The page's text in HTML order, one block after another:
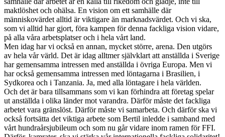
maktlöshet och ohälsa. En vision om ett samhälle där
människovärdet alltid är viktigare än marknadsvärdet. Och vi ska,
som vi alltid har gjort, föra kampen för denna fackliga vision vidare,
på alla våra arbetsplatser och i hela vårt land.
Men idag har vi också en annan, mycket större, arena. Den utgörs
av hela vår värld. Det är idag alltmer självklart att anställda i Sverige
har gemensamma intressen med anställda i övriga Europa. Men vi
har också gemensamma intressen med löntagarna i Brasilien, i
Sydkorea och i Tanzania. Ja, med alla löntagare i hela världen.
Och det är bara tillsammans som vi kan förhindra att företag spelar
ut anställda i olika länder mot varandra. Därför måste det fackliga
arbetet vara gränslöst. Därför måste vi samarbeta. Och därför ska vi
också fortsätta det viktiga arbete som Bertil inledde i samband med
vårt hundraårsjubileum och som nu går vidare inom ramen för FFI.